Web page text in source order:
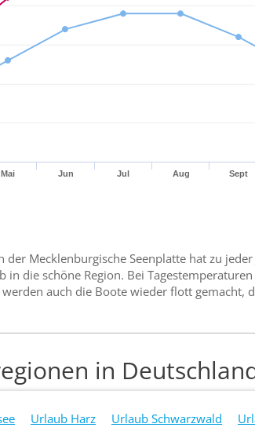
Mai Jun Jul Aug Sept
Mecklenburgische Seenplatte hat zu jeder
die schöne Region. Bei
auch die Boote wieder flott gemacht,
in
Urlaub Harz Urlaub Schwarzwald